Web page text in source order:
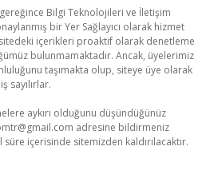
gereğince Bilgi Teknolojileri ve İletişim
bir Yer Sağlayıcı olarak hizmet
içerikleri proaktif olarak denetleme
bulunmamaktadır. Ancak, üyelerimiz
taşımakta olup, siteye üye olarak
sayılırlar.
aykırı olduğunu düşündüğünüz
adresine bildirmeniz
içerisinde sitemizden kaldırılacaktır.